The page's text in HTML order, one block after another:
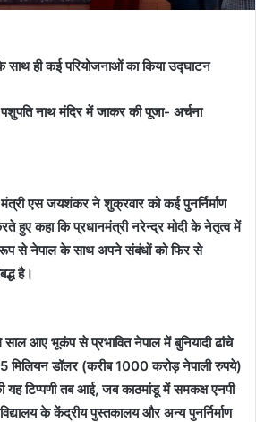
साथ ही कई परियोजनाओं का किया उद्घाटन
नाथ मंदिर में जाकर की पूजा- अर्चना
एस जयशंकर ने शुक्रवार को कई पुनर्निर्माण
हुए कहा कि प्रधानमंत्री नरेन्द्र मोदी के नेतृत्व में
रूप से नेपाल के साथ अपने संबंधों को फिर से
है।
आए भूकंप से प्रभावित नेपाल में बुनियादी ढांचे
मिलियन डॉलर (करीब 1000 करोड़ नेपाली रुपये)
यह टिप्पणी तब आई, जब काठमांडू में समकक्ष एनपी
के केंद्रीय पुस्तकालय और अन्य पुनर्निर्माण